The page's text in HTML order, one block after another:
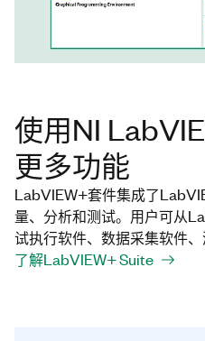
使用NI
更多功能
LabVIEW+套件集成了
量、分析和测试。用户可从
试执行软件、数据采集软件、
了解LabVIEW+ Suite